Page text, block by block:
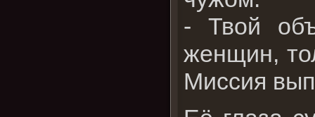
- Твой
женщин,
Миссия